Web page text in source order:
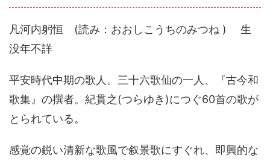
凡河内躬恒 (読み：おおしこうちのみつね ) 生
没年不詳
平安時代中期の歌人。三十六歌仙の一人、『古今和
歌集』の撰者。紀貫之(つらゆき)につぐ60首の歌が
とられている。
感覚の鋭い清新な歌風で叙景歌にすぐれ、即興的な